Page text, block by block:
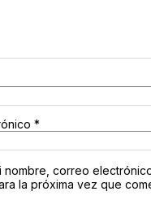
*
nombre, correo
la próxima vez que